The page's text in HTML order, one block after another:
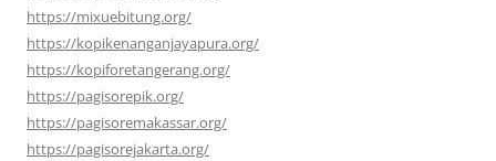
https://mixuebitung.org/
https://kopikenanganjayapura.org/
https://kopiforetangerang.org/
https://pagisorepik.org/
https://pagisoremakassar.org/
https://pagisorejakarta.org/